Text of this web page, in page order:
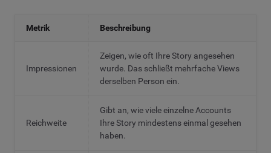
Metrik Beschreibung
Impressionen
Zeigen, wie oft Ihre Story angesehen
wurde. Das schließt mehrfache Views
derselben Person ein.
Reichweite
Gibt an, wie viele einzelne Accounts
Ihre Story mindestens einmal gesehen
haben.